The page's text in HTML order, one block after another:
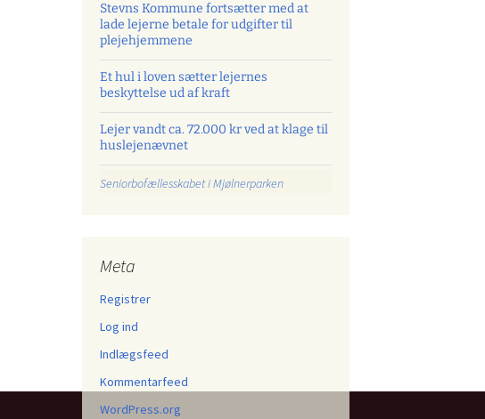
Stevns Kommune fortsætter med at
lade lejerne betale for udgifter til
plejehjemmene
Et hul i loven sætter lejernes
beskyttelse ud af kraft
Lejer vandt ca. 72.000 kr ved at klage til
huslejenævnet
Seniorbofællesskabet i Mjølnerparken
Meta
Registrer
Log ind
Indlægsfeed
Kommentarfeed
WordPress.org